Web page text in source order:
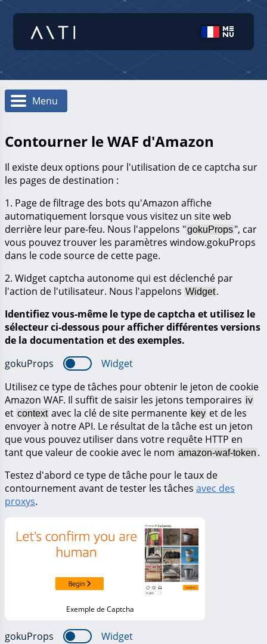
Menu
Contourner le WAF d'Amazon
Il existe deux options pour l'utilisation de ce captcha sur
les pages de destination :
1. Page de filtrage des bots qu'Amazon affiche
automatiquement lorsque vous visitez un site web
derrière leur pare-feu. Nous l'appelons "gokuProps", car
vous pouvez trouver les paramètres window.gokuProps
dans le code source de cette page.
2. Widget captcha autonome qui est déclenché par
l'action de l'utilisateur. Nous l'appelons Widget.
Identifiez vous-même le type de captcha et utilisez le
sélecteur ci-dessous pour afficher différentes versions
de la documentation et des exemples.
gokuProps
Widget
Utilisez ce type de tâches pour obtenir le jeton de cookie
Amazon WAF. Il suffit de saisir les jetons temporaires iv
et context avec la clé de site permanente key et de les
envoyer à notre API. Le résultat de la tâche est un jeton
que vous pouvez utiliser dans votre requête HTTP en
tant que valeur de cookie avec le nom amazon-waf-token .
Testez d'abord ce type de tâche pour le taux de
contournement avant de tester les tâches avec des
proxys.
Exemple de Captcha
gokuProps Widget